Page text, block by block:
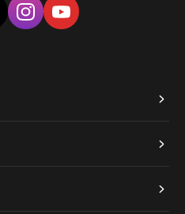
instagramyoutube